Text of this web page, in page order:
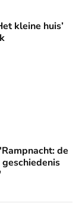
biedt fijne
kleine huis’
Titanic': 'We
de